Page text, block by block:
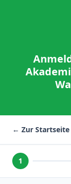
← Zur Startseite
1